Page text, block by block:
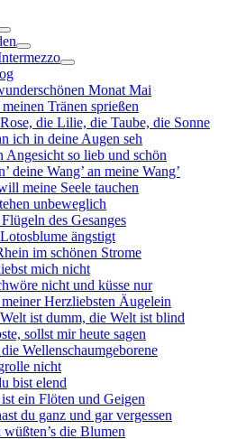
Monat Mai
Tränen sprießen
die Lilie, die Taube, die Sonne
ich in deine Augen seh
Angesicht so lieb und schön
deine Wang’ an meine Wang’
meine Seele tauchen
unbeweglich
des Gesanges
ängstigt
im schönen Strome
mich nicht
nicht und küsse nur
Herzliebsten Äugelein
ist dumm, die Welt ist blind
sollst mir heute sagen
Wellenschaumgeborene
nicht
bist elend
ein Flöten und Geigen
du ganz und gar vergessen
die Blumen